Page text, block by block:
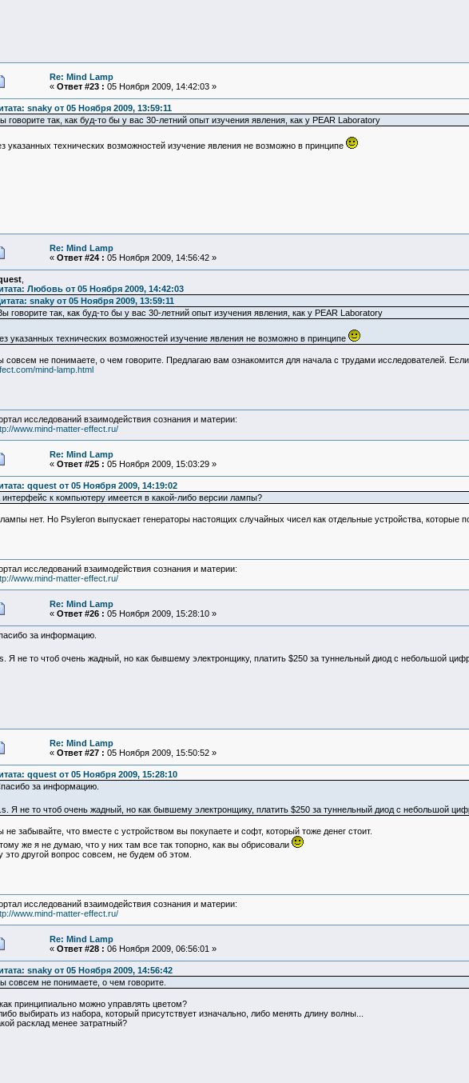
Re: Mind Lamp
« Ответ #23 : 05 Ноября 2009, 14:42:03 »
snaky от 05 Ноября 2009, 13:59:11
говорите так, как буд-то бы у вас 30-летний опыт изучения явления, как у PEAR Laboratory
указанных технических возможностей изучение явления не возможно в принципе
Re: Mind Lamp
« Ответ #24 : 05 Ноября 2009, 14:56:42 »
,
Любовь от 05 Ноября 2009, 14:42:03
snaky от 05 Ноября 2009, 13:59:11
говорите так, как буд-то бы у вас 30-летний опыт изучения явления, как у PEAR Laboratory
указанных технических возможностей изучение явления не возможно в принципе
совсем не понимаете, о чем говорите. Предлагаю вам ознакомится для начала с трудами исследователей.
mind-lamp.html
исследований взаимодействия сознания и материи:
www.mind-matter-effect.ru/
Re: Mind Lamp
« Ответ #25 : 05 Ноября 2009, 15:03:29 »
qquest от 05 Ноября 2009, 14:19:02
интерфейс к компьютеру имеется в какой-либо версии лампы?
нет. Но Psyleron выпускает генераторы настоящих случайных чисел как отдельные устройства, которые
исследований взаимодействия сознания и материи:
www.mind-matter-effect.ru/
Re: Mind Lamp
« Ответ #26 : 05 Ноября 2009, 15:28:10 »
за информацию.
Я не то чтоб очень жадный, но как бывшему электронщику, платить $250 за туннельный диод с небольшой
Re: Mind Lamp
« Ответ #27 : 05 Ноября 2009, 15:50:52 »
qquest от 05 Ноября 2009, 15:28:10
за информацию.
Я не то чтоб очень жадный, но как бывшему электронщику, платить $250 за туннельный диод с небольшой
не забывайте, что вместе с устройством вы покупаете и софт, который тоже денег стоит.
же я не думаю, что у них там все так топорно, как вы обрисовали
это другой вопрос совсем, не будем об этом.
исследований взаимодействия сознания и материи:
www.mind-matter-effect.ru/
Re: Mind Lamp
« Ответ #28 : 06 Ноября 2009, 06:56:01 »
snaky от 05 Ноября 2009, 14:56:42
совсем не понимаете, о чем говорите.
принципиально можно управлять цветом?
выбирать из набора, который присутствует изначально, либо менять длину волны...
расклад менее затратный?